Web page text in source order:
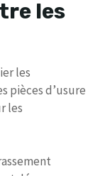
les
les
pièces d’usure
les